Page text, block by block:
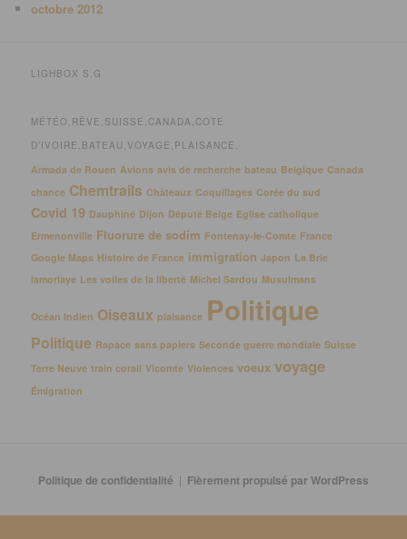
octobre 2012
LIGHBOX S.G
MÉTÉO,RÊVE,SUISSE,CANADA,COTE
D’IVOIRE,BATEAU,VOYAGE,PLAISANCE,
Armada de Rouen Avions avis de recherche bateau Belgique Canada
chance Chemtrails Châteaux Coquillages Corée du sud
Covid 19 Dauphiné Dijon Député Belge Eglise catholique
Ermenonville Fluorure de sodim Fontenay-le-Comte France
Google Maps Histoire de France immigration Japon La Brie
lamorlaye Les voiles de la liberté Michel Sardou Musulmans
Océan Indien Oiseaux plaisance Politique
Politique Rapace sans papiers Seconde guerre mondiale Suisse
Terre Neuve train corail Vicomte Violences voeux voyage
Émigration
Politique de confidentialité Fièrement propulsé par WordPress